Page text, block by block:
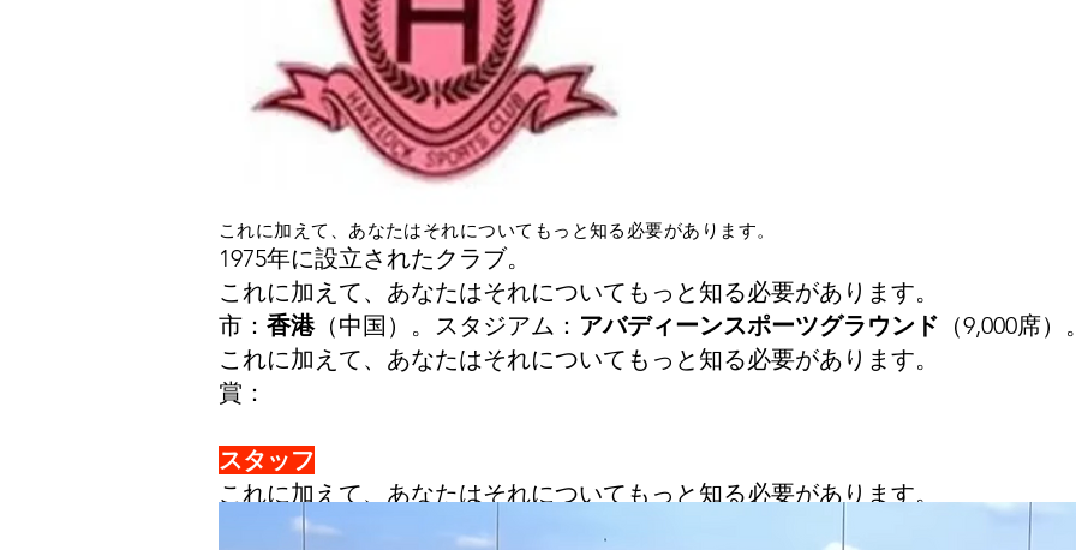
これに加えて、あなたはそれについてもっと知る必要があります。
1975年に設立されたクラブ。
これに加えて、あなたはそれについてもっと知る必要があります。
市： 香港（中国）。スタジアム： アバディーンスポーツグラウンド （9,000席）
これに加えて、あなたはそれについてもっと知る必要があります。
賞：
スタッフ
これに加えて、あなたはそれについてもっと知る必要があります。
マークファティアロファ